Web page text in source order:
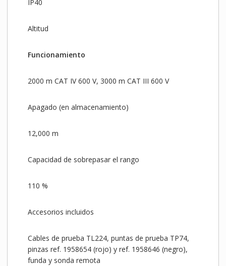
IP40
Altitud
Funcionamiento
2000 m CAT IV 600 V, 3000 m CAT III 600 V
Apagado (en almacenamiento)
12,000 m
Capacidad de sobrepasar el rango
110 %
Accesorios incluidos
Cables de prueba TL224, puntas de prueba TP74,
pinzas ref. 1958654 (rojo) y ref. 1958646 (negro),
funda y sonda remota